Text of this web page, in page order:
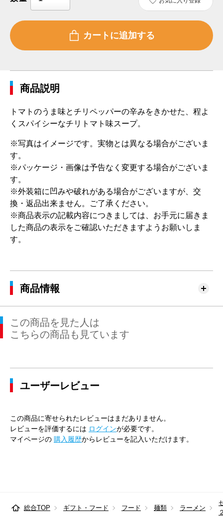
商品説明
トマトのうま味とチリペッパーの辛みをきかせた、程よ
くスパイシーなチリトマト味スープ。
※写真はイメージです。実物とは異なる場合がございま
す。
※パッケージ・画像は予告なく変更する場合がございま
す。
※外装箱に凹みや破れがある場合がございますが、交
換・返品出来ません。ご了承ください。
※商品表示の記載内容につきましては、お手元に届きま
した商品の表示をご確認いただきますようお願いしま
す。
商品情報
この商品を見た人は
こちらの商品も見ています
ユーザーレビュー
この商品に寄せられたレビューはまだありません。
レビューを評価するには ログインが必要です。
マイページの 購入履歴からレビューを記入いただけます。
総合TOP ギフト・フード フード 麺類 ラーメン